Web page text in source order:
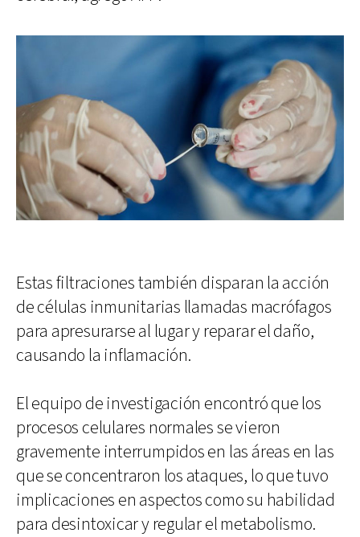
Estas filtraciones también disparan la acción
de células inmunitarias llamadas macrófagos
para apresurarse al lugar y reparar el daño,
causando la inflamación.
El equipo de investigación encontró que los
procesos celulares normales se vieron
gravemente interrumpidos en las áreas en las
que se concentraron los ataques, lo que tuvo
implicaciones en aspectos como su habilidad
para desintoxicar y regular el metabolismo.